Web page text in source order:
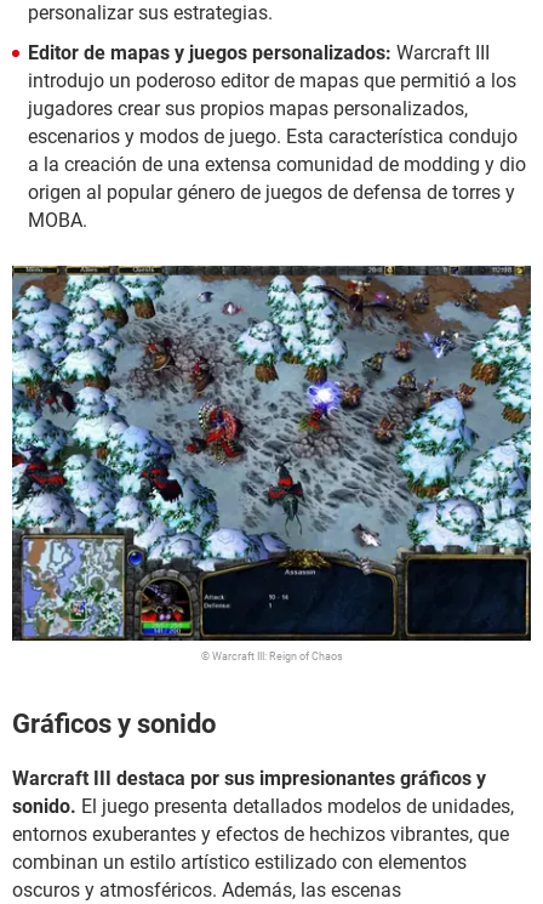
personalizar sus estrategias.
Editor de mapas y juegos personalizados: Warcraft III
introdujo un poderoso editor de mapas que permitió a los
jugadores crear sus propios mapas personalizados,
escenarios y modos de juego. Esta característica condujo
a la creación de una extensa comunidad de modding y dio
origen al popular género de juegos de defensa de torres y
MOBA.
© Warcraft III: Reign of Chaos
Gráficos y sonido
Warcraft III destaca por sus impresionantes gráficos y
sonido. El juego presenta detallados modelos de unidades,
entornos exuberantes y efectos de hechizos vibrantes, que
combinan un estilo artístico estilizado con elementos
oscuros y atmosféricos. Además, las escenas